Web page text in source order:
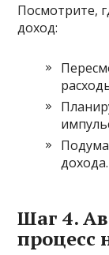
Посмотрите,
доход:
дохода.
Шаг 4.
процесс